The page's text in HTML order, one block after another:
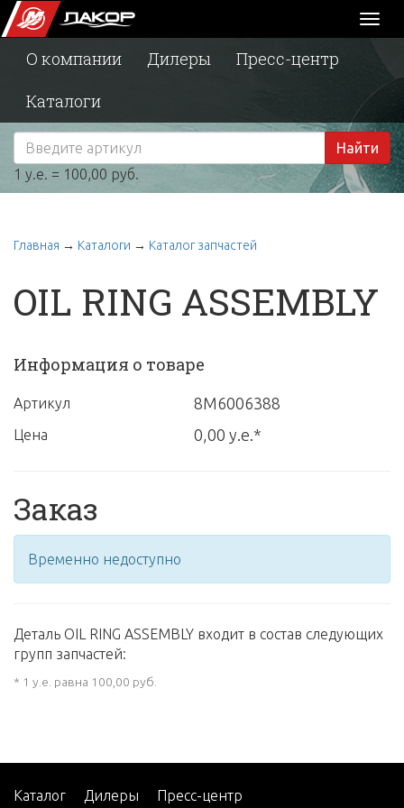
О компании Дилеры
Пресс-центр
Каталоги
Найти
1 у.е. = 100,00 руб.
Главная → Каталоги → Каталог запчастей
OIL RING ASSEMBLY
Информация о товаре
Артикул 8M6006388
Цена 0,00 у.е.*
Заказ
Временно недоступно
Деталь OIL RING ASSEMBLY входит в состав следующих
групп запчастей:
* 1 у.е. равна 100,00 руб.
Каталог Дилеры
Пресс-центр